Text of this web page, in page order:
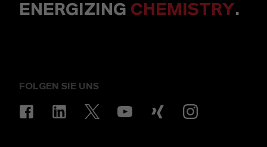
ENERGIZING CHEMISTRY.
FOLGEN SIE UNS